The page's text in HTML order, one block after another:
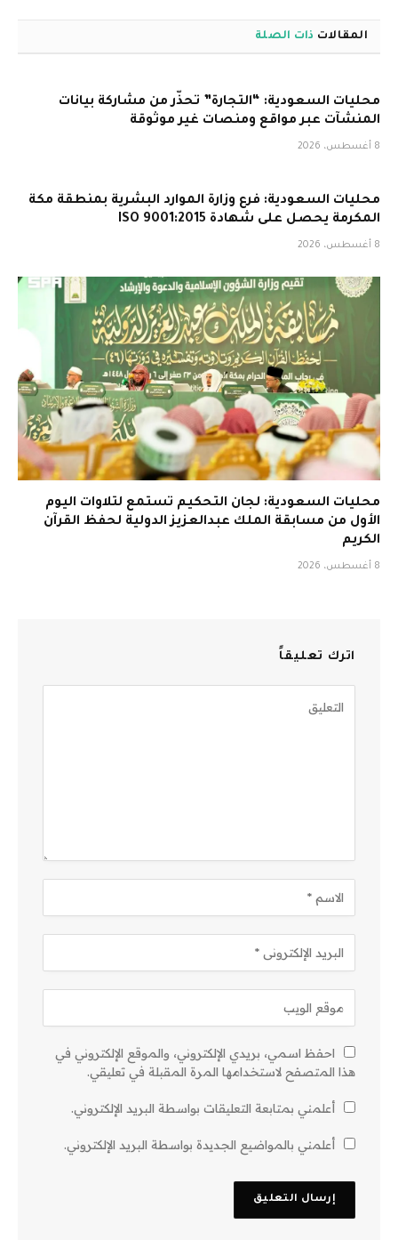
المقالات ذات الصلة
محليات السعودية: “التجارة” تحذّر من مشاركة بيانات
المنشآت عبر مواقع ومنصات غير موثوقة
8 أغسطس، 2026
محليات السعودية: فرع وزارة الموارد البشرية بمنطقة مكة
المكرمة يحصل على شهادة ISO 9001:2015
8 أغسطس، 2026
محليات السعودية: لجان التحكيم تستمع لتلاوات اليوم
الأول من مسابقة الملك عبدالعزيز الدولية لحفظ القرآن
الكريم
8 أغسطس، 2026
اترك تعليقاً
احفظ اسمي، بريدي الإلكتروني، والموقع الإلكتروني في
هذا المتصفح لاستخدامها المرة المقبلة في تعليقي.
أعلمني بمتابعة التعليقات بواسطة البريد الإلكتروني.
أعلمني بالمواضيع الجديدة بواسطة البريد الإلكتروني.